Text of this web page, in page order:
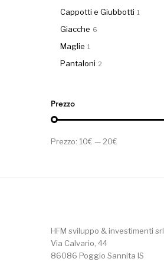
Cappotti e Giubbotti 1
Giacche 6
Maglie 1
Pantaloni 2
Prezzo
Prezzo Min
Prezzo Max
Prezzo: 10€ — 20€
HFM sviluppo & investimenti srl
Via Calvario, 44
86086 Poggio Sannita IS